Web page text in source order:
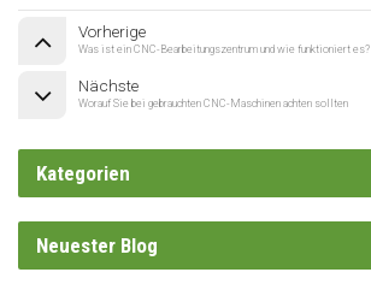
Vorherige
Was ist ein CNC-Bearbeitungszentrum und wie funktioniert es?
Nächste
Worauf Sie bei gebrauchten CNC-Maschinen achten sollten
Kategorien
Neuester Blog